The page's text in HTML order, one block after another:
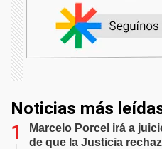
Noticias más
Marcelo Porcel irá a
de que la Justicia